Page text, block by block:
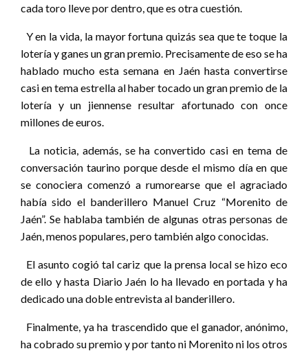
cada toro lleve por dentro, que es otra cuestión.
Y en la vida, la mayor fortuna quizás sea que te toque la
lotería y ganes un gran premio. Precisamente de eso se ha
hablado mucho esta semana en Jaén hasta convertirse
casi en tema estrella al haber tocado un gran premio de la
lotería y un jiennense resultar afortunado con once
millones de euros.
La noticia, además, se ha convertido casi en tema de
conversación taurino porque desde el mismo día en que
se conociera comenzó a rumorearse que el agraciado
había sido el banderillero Manuel Cruz “Morenito de
Jaén”. Se hablaba también de algunas otras personas de
Jaén, menos populares, pero también algo conocidas.
El asunto cogió tal cariz que la prensa local se hizo eco
de ello y hasta Diario Jaén lo ha llevado en portada y ha
dedicado una doble entrevista al banderillero.
Finalmente, ya ha trascendido que el ganador, anónimo,
ha cobrado su premio y por tanto ni Morenito ni los otros